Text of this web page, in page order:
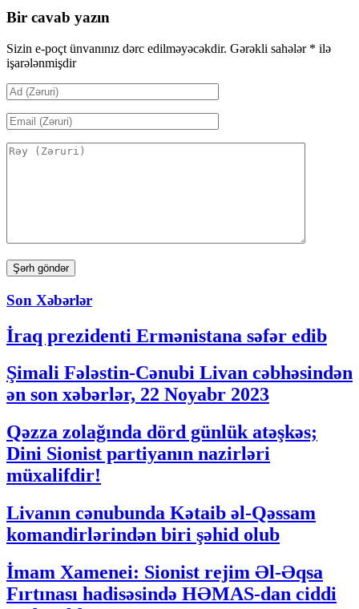
Bir cavab yazın
Sizin e-poçt ünvanınız dərc edilməyəcəkdir. Gərəkli sahələr * ilə
işarələnmişdir
Son Xəbərlər
İraq prezidenti Ermənistana səfər edib
Şimali Fələstin-Cənubi Livan cəbhəsindən
ən son xəbərlər, 22 Noyabr 2023
Qəzza zolağında dörd günlük atəşkəs;
Dini Sionist partiyanın nazirləri
müxalifdir!
Livanın cənubunda Kətaib əl-Qəssam
komandirlərindən biri şəhid olub
İmam Xamenei: Sionist rejim Əl-Əqsa
Fırtınası hadisəsində HƏMAS-dan ciddi